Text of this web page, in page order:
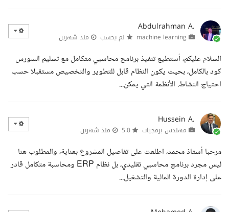
Abdulrahman A.
لم يحسب منذ شهرين
السلام عليكم، أستطيع تنفيذ برنامج محاسبي متكامل مع تسليم السورس
كود بالكامل، بحيث يكون النظام قابل للتطوير والتخصيص مستقبلا حسب
احتياج النشاط. الأنظمة التي يمكن...
Hussein A.
مهندس برمجيات منذ شهرين
مرحبا أستاذ محمد، اطلعت على تفاصيل المشروع بعناية، والمطلوب هنا
ليس مجرد برنامج محاسبي تقليدي، بل نظام ERP ومحاسبة متكامل قادر
على إدارة الدورة المالية والتشغيل...